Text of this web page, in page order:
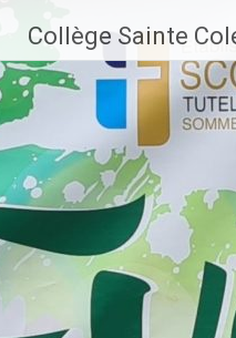
contenu
principal
Collège Sainte